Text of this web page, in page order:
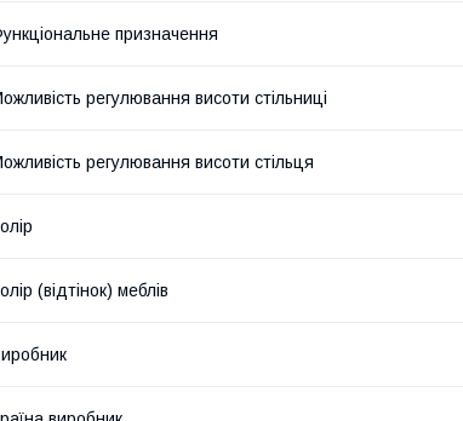
призначення
регулювання висоти стільниці
регулювання висоти стільця
(відтінок) меблів